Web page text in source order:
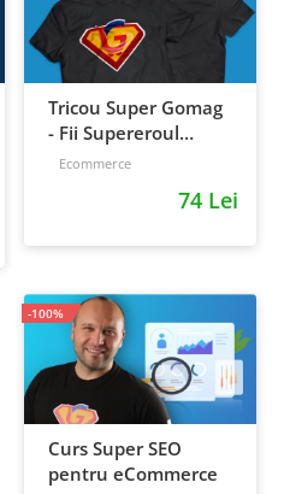
Tricou Super Gomag
- Fii Supereroul
Clientilor Tai
Ecommerce
74 Lei
Curs Super SEO
pentru eCommerce
-100%